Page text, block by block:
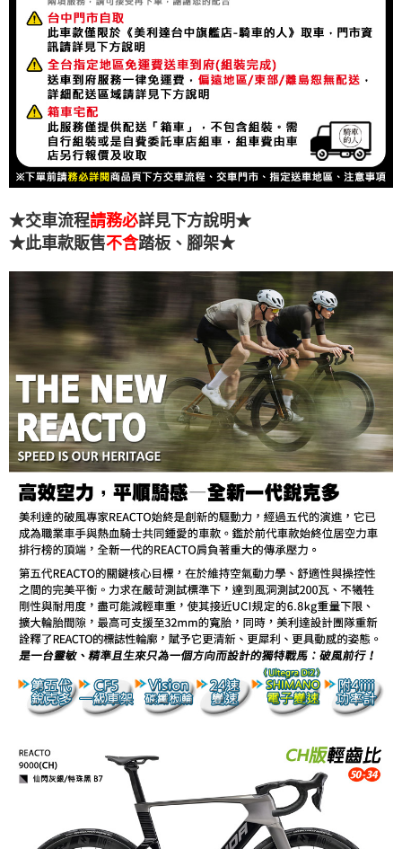
★交車流程請務必詳見下方說明★
★此車款販售不含踏板、腳架★